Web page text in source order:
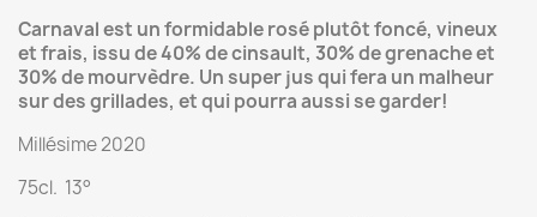
Carnaval est un formidable rosé plutôt foncé, vineux
et frais, issu de 40% de cinsault, 30% de grenache et
30% de mourvèdre. Un super jus qui fera un malheur
sur des grillades, et qui pourra aussi se garder!
Millésime 2020
75cl. 13°